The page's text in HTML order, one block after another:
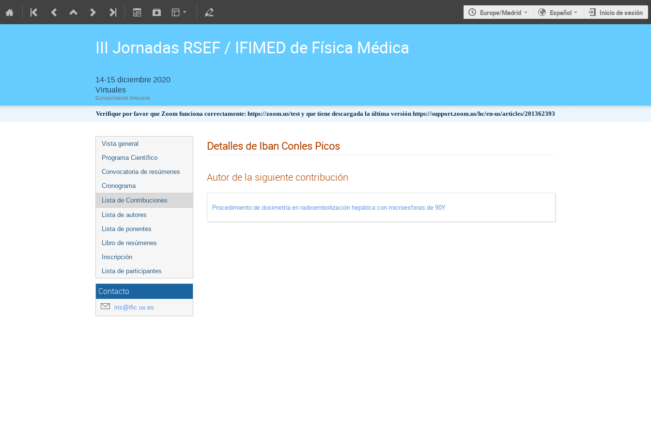
Europe/Madrid Español Inicio de sesión
III Jornadas RSEF / IFIMED de Física Médica
14-15 diciembre 2020
Virtuales
Europe/Madrid timezone
Verifique por favor que Zoom funciona correctamente: https://zoom.us/test y que tiene descargada la última versión https://support.zoom.us/hc/en-us/articles/201362393
Vista general
Programa Científico
Convocatoria de resúmenes
Cronograma
Lista de Contribuciones
Lista de autores
Lista de ponentes
Libro de resúmenes
Inscripción
Lista de participantes
Contacto
iris@ific.uv.es
Detalles de Iban Conles Picos
Autor de la siguiente contribución
Procedimiento de dosimetría en radioembolización hepática con microesferas de 90Y